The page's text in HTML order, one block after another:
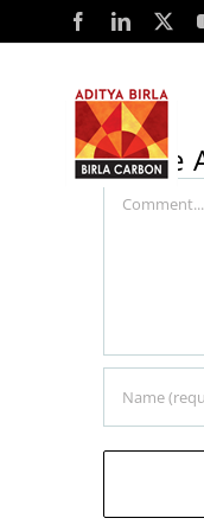
to
content
FacebookLinkedIn
Dr.
Leave
Comment